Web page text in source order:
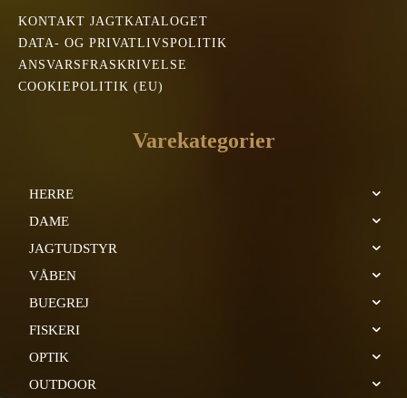
KONTAKT JAGTKATALOGET
DATA- OG PRIVATLIVSPOLITIK
ANSVARSFRASKRIVELSE
COOKIEPOLITIK (EU)
Varekategorier
HERRE
DAME
JAGTUDSTYR
VÅBEN
BUEGREJ
FISKERI
OPTIK
OUTDOOR